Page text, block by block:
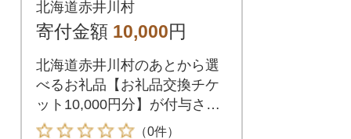
北海道赤井川村
寄付金額 10,000円
北海道赤井川村のあとから選
べるお礼品【お礼品交換チケ
ット10,000円分】が付与され
ます。付与されたお礼品交換
（0件）